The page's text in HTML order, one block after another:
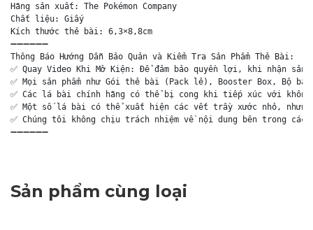
Hãng sản xuất: The Pokémon Company
Chất liệu: Giấy
Kích thước thẻ bài: 6,3×8,8cm
➖➖➖➖➖➖
Thông Báo Hướng Dẫn Bảo Quản và Kiểm Tra Sản Phẩm Thẻ Bài:
✅ Quay Video Khi Mở Kiện: Để đảm bảo quyền lợi, khi nhận
✅ Mọi sản phẩm như Gói thẻ bài (Pack lẻ), Booster Box, Bộ
✅ Các lá bài chính hãng có thể bị cong khi tiếp xúc với
✅ Một số lá bài có thể xuất hiện các vết trầy xước nhỏ,
✅ Chúng tôi không chịu trách nhiệm về nội dung bên trong
➖➖➖➖➖➖
Sản phẩm cùng loại